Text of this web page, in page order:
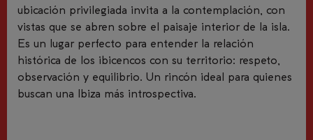
ubicación privilegiada invita a la contemplación, con
vistas que se abren sobre el paisaje interior de la isla.
Es un lugar perfecto para entender la relación
histórica de los ibicencos con su territorio: respeto,
observación y equilibrio. Un rincón ideal para quienes
buscan una Ibiza más introspectiva.